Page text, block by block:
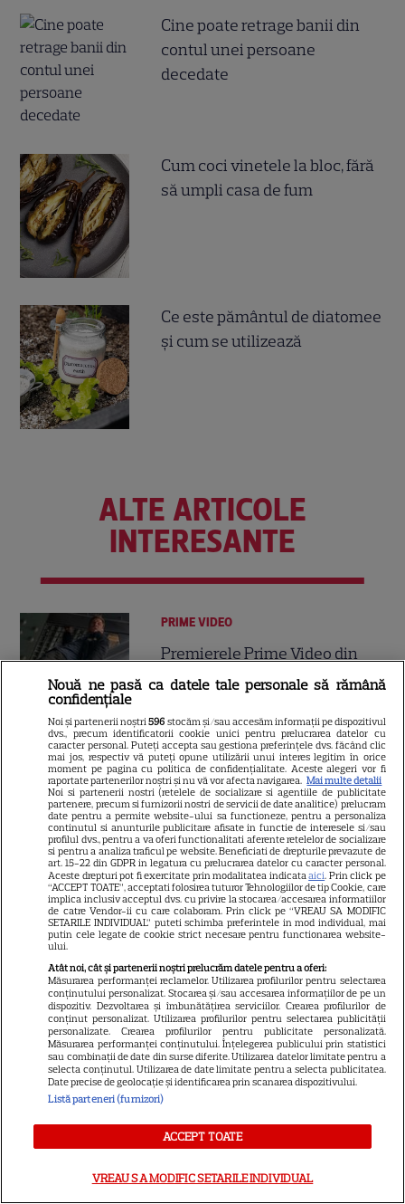
Cine poate retrage banii din
contul unei persoane
decedate
Cum coci vinetele la bloc, fără
să umpli casa de fum
Ce este pământul de diatomee
și cum se utilizează
ALTE ARTICOLE
INTERESANTE
PRIME VIDEO
Premierele Prime Video din
august 2026: „Reacher”
sezonul 4, „Sterling Point” și
noi filme de neratat
17
DISNEY PLUS
Premiere Disney+ august
2026: „Camp Rock 3”,
„Futurama” și trilogia
„Stăpânul Inelelor” ajung pe
platformă
15
DISNEY PLUS
Premiere de neratat pe Netflix,
Disney+ și SkyShowtime în
august: seriale noi, filme de
colecție și vedete de top
CINEMA
înghețata mortală”. Filmul
criminali după ce mănâncă
înghețată
Nouă ne pasă ca datele tale personale să rămână
confidențiale
Noi și partenerii noștri596 stocăm și/sau accesăm informații pe dispozitivul
dvs., precum identificatorii cookie unici pentru prelucrarea datelor cu
caracter personal. Puteți accepta sau gestiona preferințele dvs. făcând clic
mai jos, respectiv vă puteți opune utilizării unui interes legitim în orice
moment pe pagina cu politica de confidențialitate. Aceste alegeri vor fi
raportate partenerilor noștri și nu vă vor afecta navigarea. Mai multe detalii
Noi si partenerii nostri (retelele de socializare si agentiile de publicitate
partenere, precum si furnizorii nostri de servicii de date analitice) prelucram
date pentru a permite website-ului sa functioneze, pentru a personaliza
continutul si anunturile publicitare afisate in functie de interesele si/sau
profilul dvs., pentru a va oferi functionalitati aferente retelelor de socializare
si pentru a analiza traficul pe website. Beneficiati de drepturile prevazute de
art. 15-22 din GDPR in legatura cu prelucrarea datelor cu caracter personal.
Aceste drepturi pot fi exercitate prin modalitatea indicataaici. Prin click pe
“ACCEPT TOATE”, acceptati folosirea tuturor Tehnologiilor de tip Cookie, care
implica inclusiv acceptul dvs. cu privire la stocarea/accesarea informatiilor
de catre Vendor-ii cu care colaboram. Prin click pe “VREAU SA MODIFIC
SETARILE INDIVIDUAL” puteti schimba preferintele in mod individual, mai
putin cele legate de cookie strict necesare pentru functionarea website-
ului.
Atât noi, cât și partenerii noștri prelucrăm datele pentru a oferi:
Măsurarea performanței reclamelor. Utilizarea profilurilor pentru selectarea
conținutului personalizat. Stocarea și/sau accesarea informațiilor de pe un
dispozitiv. Dezvoltarea și îmbunătățirea serviciilor. Crearea profilurilor de
conținut personalizat. Utilizarea profilurilor pentru selectarea publicității
personalizate. Crearea profilurilor pentru publicitate personalizată.
Măsurarea performanței conținutului. Înțelegerea publicului prin statistici
sau combinații de date din surse diferite. Utilizarea datelor limitate pentru a
selecta conținutul. Utilizarea de date limitate pentru a selecta publicitatea.
Date precise de geolocație și identificarea prin scanarea dispozitivului.
Listă parteneri (furnizori)
ACCEPT TOATE
VREAU SA MODIFIC SETARILE INDIVIDUAL